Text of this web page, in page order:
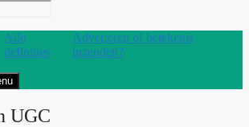
Alle
definities
Adverteren of betekenis
inzenden?
UGC